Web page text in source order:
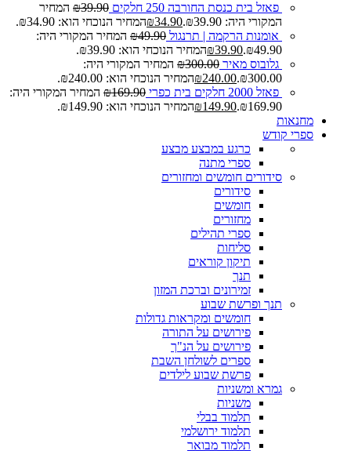
פאזל בית כנסת החורבה 250 חלקים ₪39.90
המחיר
המקורי היה: ₪39.90.
₪34.90
המחיר הנוכחי הוא: ₪34.90.
אומנות הרקמה | תרנגול
₪49.90
המחיר המקורי היה:
₪49.90.
₪39.90
המחיר הנוכחי הוא: ₪39.90.
גלובוס מאיר
₪300.00
המחיר המקורי היה:
₪300.00.
₪240.00
המחיר הנוכחי הוא: ₪240.00.
פאזל 2000 חלקים בית כפרי
₪169.90
המחיר המקורי היה:
₪169.90.
₪149.90
המחיר הנוכחי הוא: ₪149.90.
מחנאות
ספרי קודש
כרגע במבצע מבצע
ספרי מתנה
סידורים חומשים ומחזורים
סידורים
חומשים
מחזורים
ספרי תהילים
סליחות
תיקון קוראים
תנך
זמירונים וברכת המזון
תנך ופרשת שבוע
חומשים ומקראות גדולות
פירושים על התורה
פירושים על הנ"ך
ספרים לשולחן השבת
פרשת שבוע לילדים
גמרא ומשניות
משניות
תלמוד בבלי
תלמוד ירושלמי
תלמוד מבואר